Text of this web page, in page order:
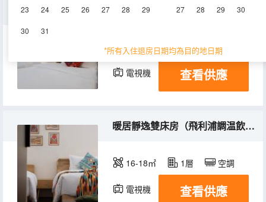
23 24 25 26 27 28 29
30 31
27 28 29 30
*所有入住退房日期均為目的地日期
26㎡ 1層 空調
電視機 查看供應
暖居靜逸雙床房（飛利浦調温飲水機+舒適搖搖椅）
16-18㎡ 1層 空調
電視機 查看供應